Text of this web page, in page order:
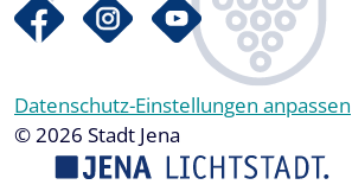
Datenschutz-Einstellungen anpassen
© 2026 Stadt Jena